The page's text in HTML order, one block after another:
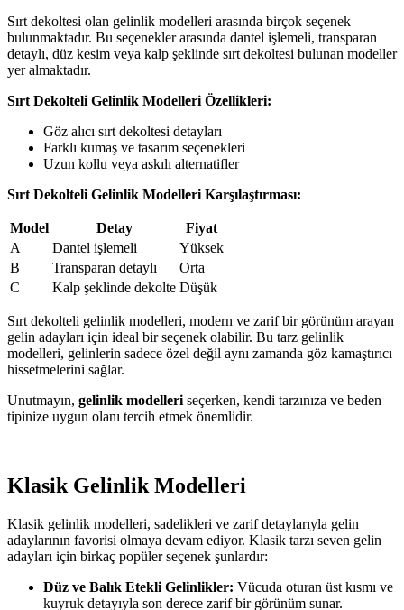
Sırt dekoltesi olan gelinlik modelleri arasında birçok seçenek
bulunmaktadır. Bu seçenekler arasında dantel işlemeli, transparan
detaylı, düz kesim veya kalp şeklinde sırt dekoltesi bulunan modeller
yer almaktadır.
Sırt Dekolteli Gelinlik Modelleri Özellikleri:
Göz alıcı sırt dekoltesi detayları
Farklı kumaş ve tasarım seçenekleri
Uzun kollu veya askılı alternatifler
Sırt Dekolteli Gelinlik Modelleri Karşılaştırması:
Model Detay
Fiyat
A
Dantel işlemeli
Yüksek
B
Transparan detaylı
Orta
C
Kalp şeklinde dekolte Düşük
Sırt dekolteli gelinlik modelleri, modern ve zarif bir görünüm arayan
gelin adayları için ideal bir seçenek olabilir. Bu tarz gelinlik
modelleri, gelinlerin sadece özel değil aynı zamanda göz kamaştırıcı
hissetmelerini sağlar.
Unutmayın, gelinlik modelleri seçerken, kendi tarzınıza ve beden
tipinize uygun olanı tercih etmek önemlidir.
Klasik Gelinlik Modelleri
Klasik gelinlik modelleri, sadelikleri ve zarif detaylarıyla gelin
adaylarının favorisi olmaya devam ediyor. Klasik tarzı seven gelin
adayları için birkaç popüler seçenek şunlardır:
Düz ve Balık Etekli Gelinlikler: Vücuda oturan üst kısmı ve
kuyruk detayıyla son derece zarif bir görünüm sunar.